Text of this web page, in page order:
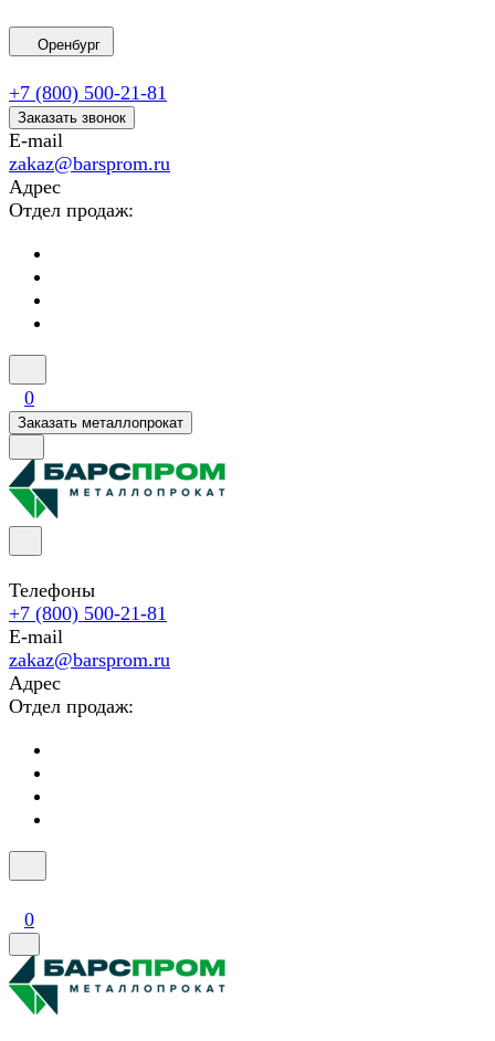
Оренбург
+7 (800) 500-21-81
Заказать звонок
E-mail
zakaz@barsprom.ru
Адрес
Отдел продаж:
0
Заказать металлопрокат
Телефоны
+7 (800) 500-21-81
E-mail
zakaz@barsprom.ru
Адрес
Отдел продаж:
0